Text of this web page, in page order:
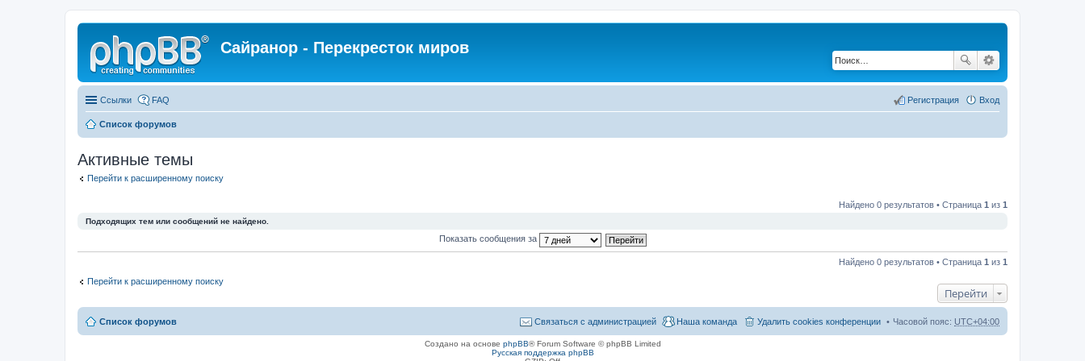
Сайранор - Перекресток миров
Ссылки FAQ Вход
Регистрация
Список форумов
Активные темы
Перейти к расширенному поиску
Найдено 0 результатов • Страница 1 из 1
Подходящих тем или сообщений не найдено.
Показать сообщения за
Найдено 0 результатов • Страница 1 из 1
Перейти к расширенному поиску
Перейти
Список форумов Часовой пояс: UTC+04:00
Удалить cookies конференции
Наша команда
Связаться с администрацией
Создано на основе phpBB® Forum Software © phpBB Limited
Русская поддержка phpBB